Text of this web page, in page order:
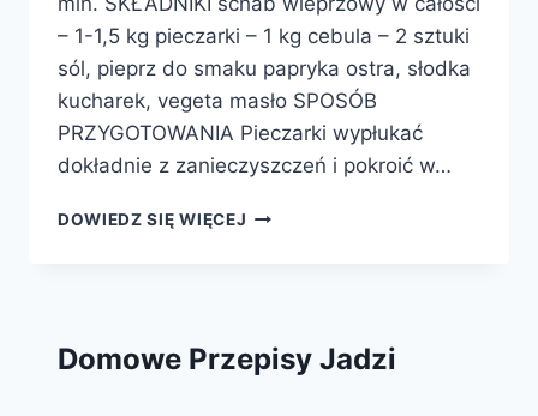
– 1-1,5 kg pieczarki – 1 kg cebula – 2 sztuki
sól, pieprz do smaku papryka ostra, słodka
kucharek, vegeta masło SPOSÓB
PRZYGOTOWANIA Pieczarki wypłukać
dokładnie z zanieczyszczeń i pokroić w…
DOWIEDZ SIĘ WIĘCEJ SCHAB
Domowe Przepisy Jadzi